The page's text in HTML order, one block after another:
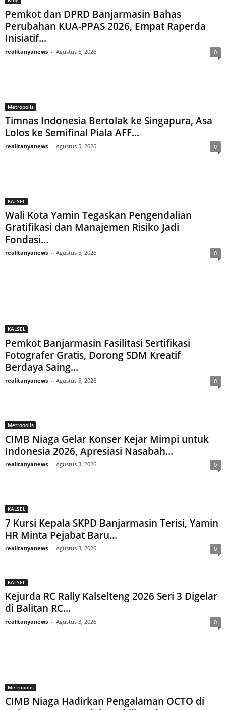
Pemkot dan DPRD Banjarmasin Bahas
Perubahan KUA-PPAS 2026, Empat Raperda
Inisiatif...
realitanyanews - Agustus 6, 2026 0
Metropolis
Timnas Indonesia Bertolak ke Singapura, Asa
Lolos ke Semifinal Piala AFF...
realitanyanews - Agustus 5, 2026 0
KALSEL
Wali Kota Yamin Tegaskan Pengendalian
Gratifikasi dan Manajemen Risiko Jadi
Fondasi...
realitanyanews - Agustus 5, 2026 0
KALSEL
Pemkot Banjarmasin Fasilitasi Sertifikasi
Fotografer Gratis, Dorong SDM Kreatif
Berdaya Saing...
realitanyanews - Agustus 5, 2026 0
Metropolis
CIMB Niaga Gelar Konser Kejar Mimpi untuk
Indonesia 2026, Apresiasi Nasabah...
realitanyanews - Agustus 3, 2026 0
KALSEL
7 Kursi Kepala SKPD Banjarmasin Terisi, Yamin
HR Minta Pejabat Baru...
realitanyanews - Agustus 3, 2026 0
KALSEL
Kejurda RC Rally Kalselteng 2026 Seri 3 Digelar
di Balitan RC...
realitanyanews - Agustus 3, 2026 0
Metropolis
CIMB Niaga Hadirkan Pengalaman OCTO di